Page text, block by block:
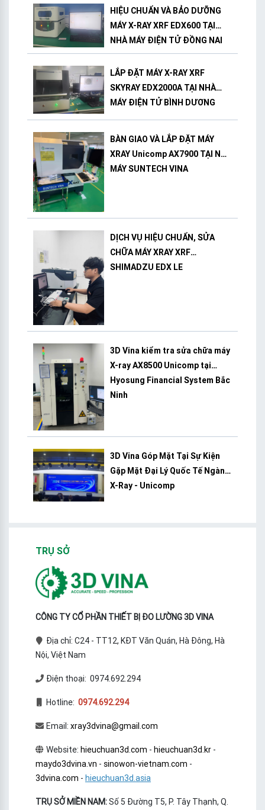
HIỆU CHUẨN VÀ BẢO DƯỠNG
MÁY X-RAY XRF EDX600 TẠI
NHÀ MÁY ĐIỆN TỬ ĐỒNG NAI
LẮP ĐẶT MÁY X-RAY XRF
SKYRAY EDX2000A TẠI NHÀ
MÁY ĐIỆN TỬ BÌNH DƯƠNG
BÀN GIAO VÀ LẮP ĐẶT MÁY
XRAY Unicomp AX7900 TẠI NHÀ
MÁY SUNTECH VINA
DỊCH VỤ HIỆU CHUẨN, SỬA
CHỮA MÁY XRAY XRF
SHIMADZU EDX LE
3D Vina kiểm tra sửa chữa máy
X-ray AX8500 Unicomp tại
Hyosung Financial System Bắc
Ninh
3D Vina Góp Mặt Tại Sự Kiện
Gặp Mặt Đại Lý Quốc Tế Ngành
X-Ray - Unicomp
TRỤ SỞ
CÔNG TY CỔ PHẦN THIẾT BỊ ĐO LƯỜNG 3D VINA
Địa chỉ: C24 - TT12, KĐT Văn Quán, Hà Đông, Hà
Nội, Việt Nam
Điện thoại: 0974.692.294
Hotline: 0974.692.294
Email: xray3dvina@gmail.com
Website: hieuchuan3d.com - hieuchuan3d.kr-
maydo3dvina.vn - sinowon-vietnam.com -
3dvina.com - hieuchuan3d.asia
TRỤ SỞ MIỀN NAM:Số 5 Đường T5, P. Tây Thạnh, Q.